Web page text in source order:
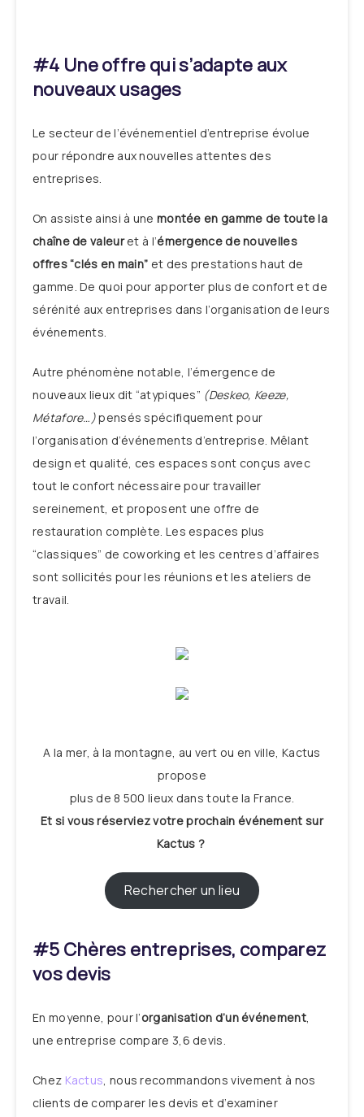
#4 Une offre qui s’adapte aux
nouveaux usages
Le secteur de l’événementiel d’entreprise évolue
pour répondre aux nouvelles attentes des
entreprises.
On assiste ainsi à une montée en gamme de toute la
chaîne de valeuret à l’émergence de nouvelles
offres “clés en main” et des prestations haut de
gamme. De quoi pour apporter plus de confort et de
sérénité aux entreprises dans l’organisation de leurs
événements.
Autre phénomène notable, l’émergence de
nouveaux lieux dit “atypiques” (Deskeo, Keeze,
Métafore…)pensés spécifiquement pour
l’organisation d’événements d’entreprise. Mêlant
design et qualité, ces espaces sont conçus avec
tout le confort nécessaire pour travailler
sereinement, et proposent une offre de
restauration complète. Les espaces plus
“classiques” de coworking et les centres d’affaires
sont sollicités pour les réunions et les ateliers de
travail.
A la mer, à la montagne, au vert ou en ville, Kactus
propose
plus de 8 500 lieux dans toute la France.
Et si vous réserviez votre prochain événement sur
Kactus ?
Rechercher un lieu
#5 Chères entreprises, comparez
vos devis
En moyenne, pour l’organisation d’un événement,
une entreprise compare 3,6 devis.
Chez Kactus, nous recommandons vivement à nos
clients de comparer les devis et d’examiner